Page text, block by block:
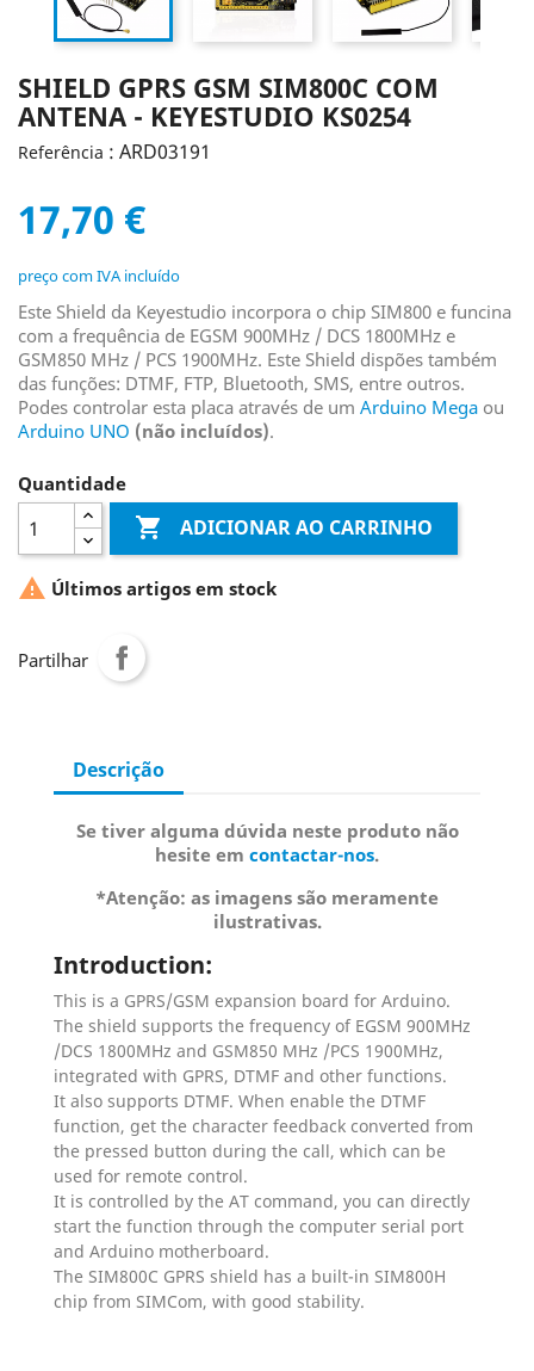
SHIELD GPRS GSM SIM800C COM
ANTENA - KEYESTUDIO KS0254
Referência : ARD03191
17,70 €
preço com IVA incluído
Este Shield da Keyestudio incorpora o chip SIM800 e funcina
com a frequência de EGSM 900MHz / DCS 1800MHz e
GSM850 MHz / PCS 1900MHz. Este Shield dispões também
das funções: DTMF, FTP, Bluetooth, SMS, entre outros.
Podes controlar esta placa através de um Arduino Mega ou
Arduino UNO (não incluídos).
Quantidade
 ADICIONAR AO CARRINHO
 Últimos artigos em stock
Partilhar
Descrição
Se tiver alguma dúvida neste produto não
hesite em contactar-nos.
*Atenção: as imagens são meramente
ilustrativas.
Introduction:
This is a GPRS/GSM expansion board for Arduino.
The shield supports the frequency of EGSM 900MHz
/DCS 1800MHz and GSM850 MHz /PCS 1900MHz,
integrated with GPRS, DTMF and other functions.
It also supports DTMF. When enable the DTMF
function, get the character feedback converted from
the pressed button during the call, which can be
used for remote control.
It is controlled by the AT command, you can directly
start the function through the computer serial port
and Arduino motherboard.
The SIM800C GPRS shield has a built-in SIM800H
chip from SIMCom, with good stability.